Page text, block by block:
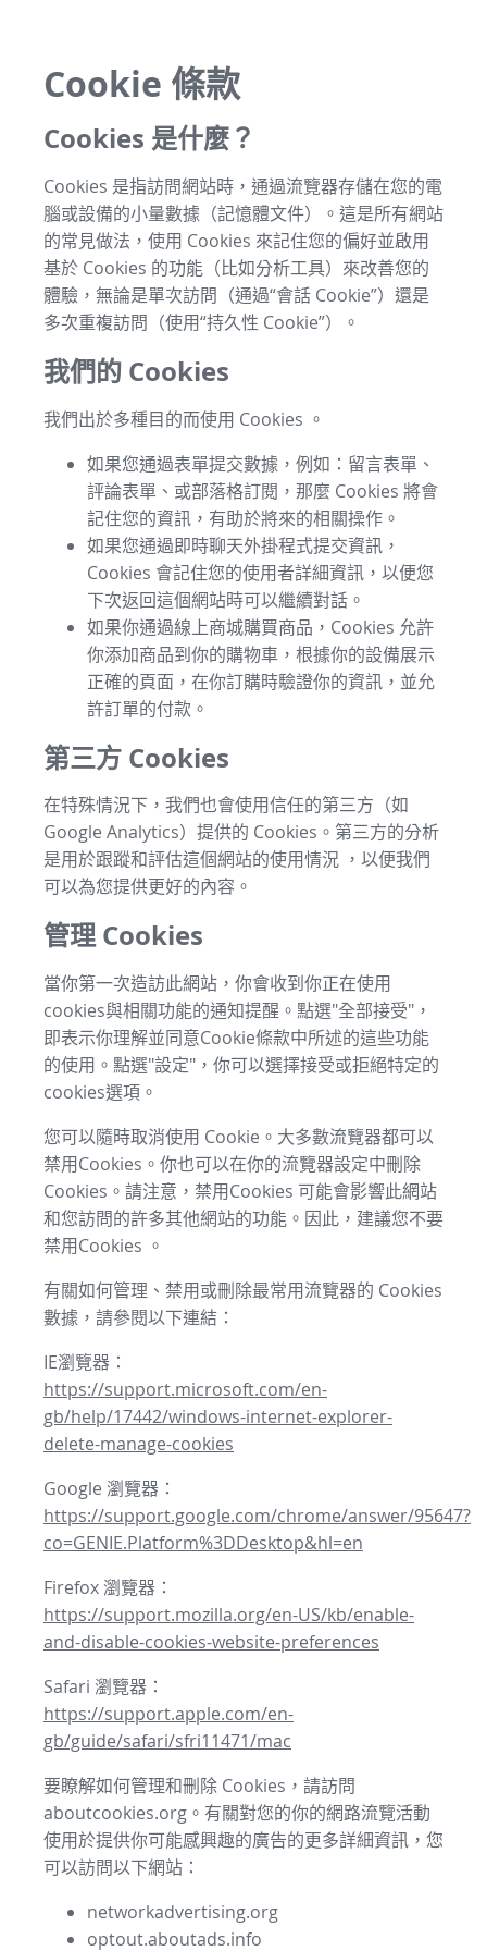
Cookie 條款
Cookies 是什麼？
Cookies 是指訪問網站時，通過流覽器存儲在您的電
腦或設備的小量數據（記憶體文件）。這是所有網站
的常見做法，使用 Cookies 來記住您的偏好並啟用
基於 Cookies 的功能（比如分析工具）來改善您的
體驗，無論是單次訪問（通過“會話 Cookie”）還是
多次重複訪問（使用“持久性 Cookie”）。
我們的 Cookies
我們出於多種目的而使用 Cookies 。
如果您通過表單提交數據，例如：留言表單、
評論表單、或部落格訂閱，那麼 Cookies 將會
記住您的資訊，有助於將來的相關操作。
如果您通過即時聊天外掛程式提交資訊，
Cookies 會記住您的使用者詳細資訊，以便您
下次返回這個網站時可以繼續對話。
如果你通過線上商城購買商品，Cookies 允許
你添加商品到你的購物車，根據你的設備展示
正確的頁面，在你訂購時驗證你的資訊，並允
許訂單的付款。
第三方 Cookies
在特殊情況下，我們也會使用信任的第三方（如
Google Analytics）提供的 Cookies。第三方的分析
是用於跟蹤和評估這個網站的使用情況 ，以便我們
可以為您提供更好的內容。
管理 Cookies
當你第一次造訪此網站，你會收到你正在使用
cookies與相關功能的通知提醒。點選"全部接受"，
即表示你理解並同意Cookie條款中所述的這些功能
的使用。點選"設定"，你可以選擇接受或拒絕特定的
cookies選項。
您可以隨時取消使用 Cookie。大多數流覽器都可以
禁用Cookies。你也可以在你的流覽器設定中刪除
Cookies。請注意，禁用Cookies 可能會影響此網站
和您訪問的許多其他網站的功能。因此，建議您不要
禁用Cookies 。
有關如何管理、禁用或刪除最常用流覽器的 Cookies
數據，請參閱以下連結：
IE瀏覽器：
https://support.microsoft.com/en-
gb/help/17442/windows-internet-explorer-
delete-manage-cookies
Google 瀏覽器：
https://support.google.com/chrome/answer/95647?
co=GENIE.Platform%3DDesktop&hl=en
Firefox 瀏覽器：
https://support.mozilla.org/en-US/kb/enable-
and-disable-cookies-website-preferences
Safari 瀏覽器：
https://support.apple.com/en-
gb/guide/safari/sfri11471/mac
要瞭解如何管理和刪除 Cookies，請訪問
aboutcookies.org。有關對您的你的網路流覽活動
使用於提供你可能感興趣的廣告的更多詳細資訊，您
可以訪問以下網站：
networkadvertising.org
optout.aboutads.info